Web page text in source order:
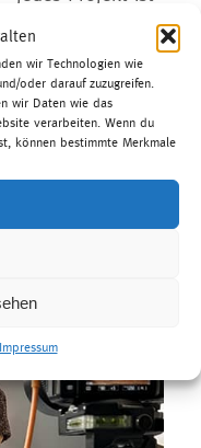
wir Technologien wie
oder darauf zuzugreifen.
wir Daten wie das
verarbeiten. Wenn du
können bestimmte Merkmale
Kreativität
Anfrage!